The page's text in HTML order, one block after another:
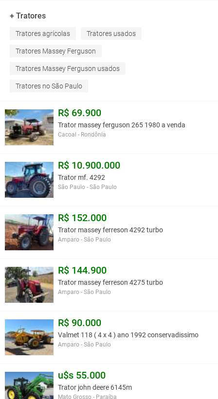
+ Tratores
Tratores agrícolas Tratores usados
Tratores Massey Ferguson
Tratores Massey Ferguson usados
Tratores no São Paulo
R$ 69.900
Trator massey ferguson 265 1980 a venda
Cacoal - Rondônia
R$ 10.900.000
Trator mf. 4292
São Paulo - São Paulo
R$ 152.000
Trator massey ferreson 4292 turbo
Amparo - São Paulo
R$ 144.900
Trator massey ferreson 4275 turbo
Amparo - São Paulo
R$ 90.000
Valmet 118 ( 4 x 4 ) ano 1992 conservadissimo
Amparo - São Paulo
u$s 55.000
Trator john deere 6145m
Mato Grosso - Paraíba